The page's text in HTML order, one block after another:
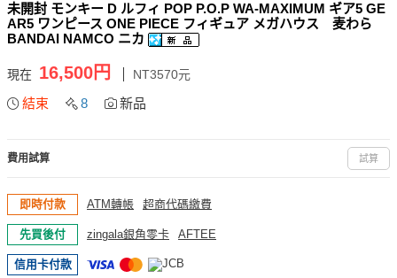
未開封 モンキー D ルフィ POP P.O.P WA-MAXIMUM ギア5 GE
AR5 ワンピース ONE PIECE フィギュア メガハウス 麦わら
BANDAI NAMCO ニカ
現在 16,500円 NT3570元
結束 8 新品
費用試算 試算
即時付款 ATM轉帳 超商代碼繳費
先買後付 zingala銀角零卡 AFTEE
信用卡付款